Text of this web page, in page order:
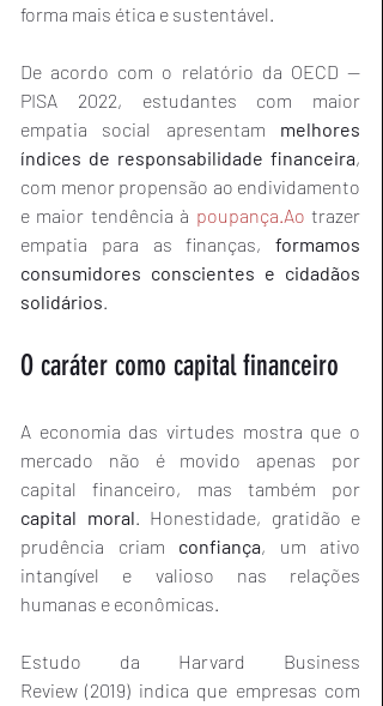
forma mais ética e sustentável.
De acordo com o relatório da OECD —
PISA 2022, estudantes com maior
empatia social apresentam melhores
índices de responsabilidade financeira,
com menor propensão ao endividamento
e maior tendência à poupança.Ao trazer
empatia para as finanças, formamos
consumidores conscientes e cidadãos
solidários.
O caráter como capital financeiro
A economia das virtudes mostra que o
mercado não é movido apenas por
capital moral. Honestidade, gratidão e
prudência criam confiança, um ativo
intangível e valioso nas relações
humanas e econômicas.
Estudo da Harvard Business
Review (2019) indica que empresas com